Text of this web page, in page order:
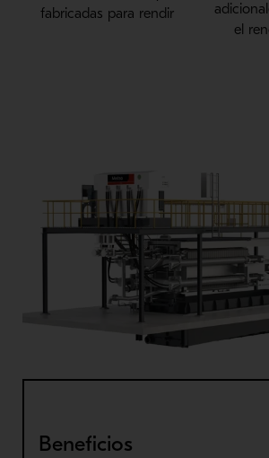
fabricadas para rendir
el
Beneficios